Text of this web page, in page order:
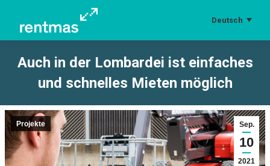
Deutsch
Auch in der Lombardei ist einfaches
und schnelles Mieten möglich
Sep.
10
2021
Projekte